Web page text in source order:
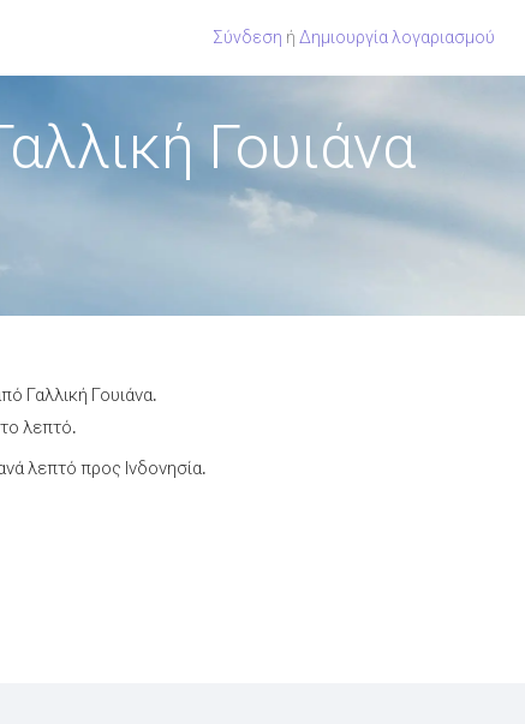
Σύνδεση ή Δημιουργία λογαριασμού
Γουιάνα
Γαλλική Γουιάνα.
λεπτό.
λεπτό προς Ινδονησία.